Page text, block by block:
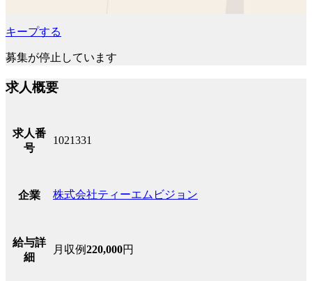
キープする
募集が停止しています
求人概要
求人番
号
1021331
企業 株式会社ティーエムビジョン
給与詳
細
月収例220,000円